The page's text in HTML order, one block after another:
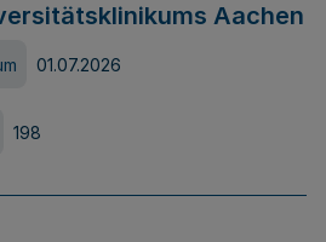
Aachen
01.07.2026
198